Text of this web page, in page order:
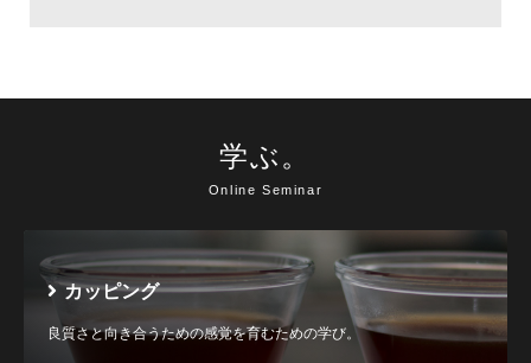
学ぶ。
Online Seminar
カッピング
良質さと向き合うための感覚を育むための学び。